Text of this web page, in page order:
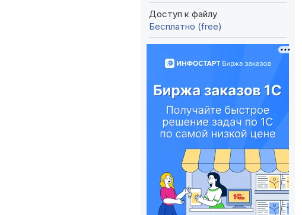
Доступ к файлу
Бесплатно (free)